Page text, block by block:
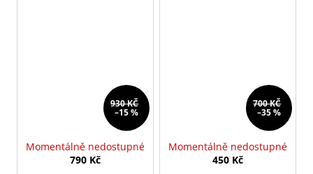
930 KČ
–15 %
Momentálně nedostupné
790 Kč
700 KČ
–35 %
Momentálně nedostupné
450 Kč